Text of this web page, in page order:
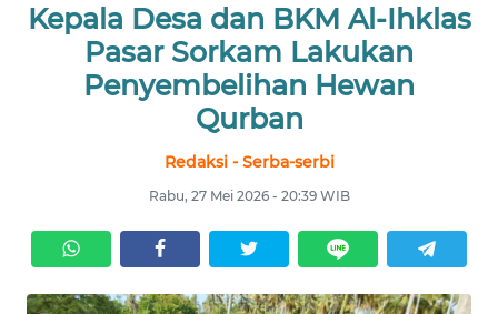
Kepala Desa dan BKM Al-Ihklas
Pasar Sorkam Lakukan
Penyembelihan Hewan
Qurban
Redaksi - Serba-serbi
Rabu, 27 Mei 2026 - 20:39 WIB
UTAMA
SERBI
OPINI